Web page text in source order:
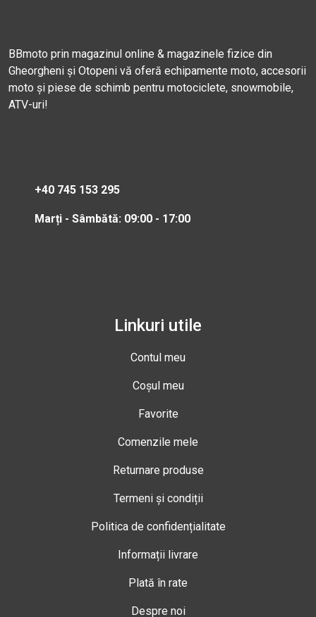
BBmoto prin magazinul online & magazinele fizice din
Gheorgheni și Otopeni vă oferă echipamente moto, accesorii
moto și piese de schimb pentru motociclete, snowmobile,
ATV-uri!
+40 745 153 295
Marți - Sâmbătă: 09:00 - 17:00
Linkuri utile
Contul meu
Coșul meu
Favorite
Comenzile mele
Returnare produse
Termeni și condiții
Politica de confidențialitate
Informații livrare
Plată în rate
Despre noi